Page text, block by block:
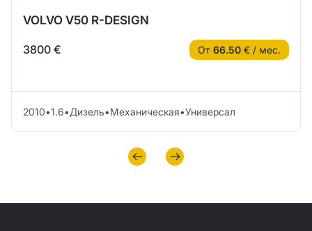
VOLVO V50 R-DESIGN
3800 € От 66.50 € / мес.
2010•1.6•Дизель•Механическая•Универсал